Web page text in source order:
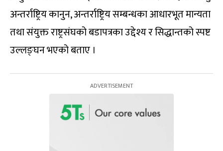
अन्तर्राष्ट्रिय कानुन, अन्तर्राष्ट्रिय सम्बन्धका आधारभूत मान्यता
तथा संयुक्त राष्ट्रसंघको बडापत्रका उद्देश्य र सिद्धान्तको स्पष्ट
उल्लङ्घन भएको बताए ।